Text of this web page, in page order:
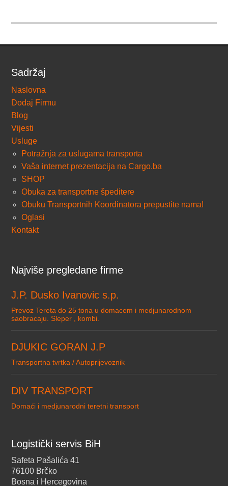
Sadržaj
Naslovna
Dodaj Firmu
Blog
Vijesti
Usluge
Potražnja za uslugama transporta
Vaša internet prezentacija na Cargo.ba
SHOP
Obuka za transportne špeditere
Obuku Transportnih Koordinatora prepustite nama!
Oglasi
Kontakt
Najviše pregledane firme
J.P. Dusko Ivanovic s.p.
Prevoz Tereta do 25 tona u domacem i medjunarodnom
saobracaju. Sleper , kombi.
DJUKIC GORAN J.P
Transportna tvrtka / Autoprijevoznik
DIV TRANSPORT
Domaći i medjunarodni teretni transport
Logistički servis BiH
Safeta Pašalića 41
76100 Brčko
Bosna i Hercegovina